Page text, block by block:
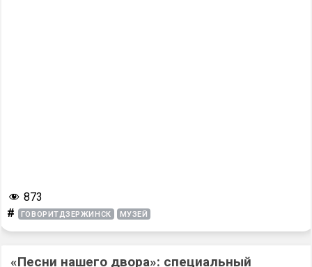
873
# ГОВОРИТДЗЕРЖИНСК МУЗЕЙ
«Песни нашего двора»: специальный